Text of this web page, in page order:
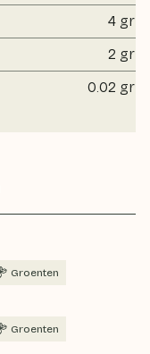
4 gr
2 gr
0.02 gr
Groenten
Groenten